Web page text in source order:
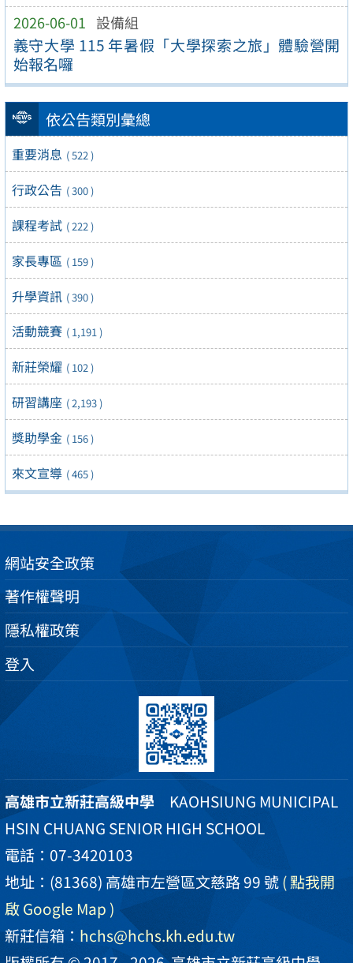
2026-06-01 設備組
義守大學 115 年暑假「大學探索之旅」體驗營開
始報名囉
依公告類別彙總
重要消息 ( 522 )
行政公告 ( 300 )
課程考試 ( 222 )
家長專區 ( 159 )
升學資訊 ( 390 )
活動競賽 ( 1,191 )
新莊榮耀 ( 102 )
研習講座 ( 2,193 )
獎助學金 ( 156 )
來文宣導 ( 465 )
網站安全政策
著作權聲明
隱私權政策
登入
高雄市立新莊高級中學 KAOHSIUNG MUNICIPAL
HSIN CHUANG SENIOR HIGH SCHOOL
電話：07-3420103
地址：(81368) 高雄市左營區文慈路 99 號( 點我開
啟 Google Map )
新莊信箱： hchs@hchs.kh.edu.tw